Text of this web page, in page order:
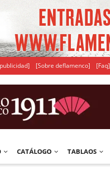
[Sobre deflamenco] [Faq]
CATÁLOGO TABLAOS